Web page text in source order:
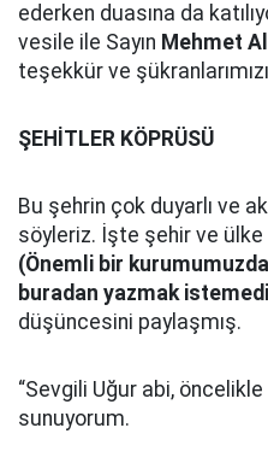
ederken duasına da
vesile ile Sayın Mehmet
teşekkür ve
ŞEHİTLER KÖPRÜSÜ
Bu şehrin çok duyarlı ve
söyleriz. İşte şehir ve ülke
(Önemli bir
buradan yazmak
düşüncesini paylaşmış.
“Sevgili Uğur abi, öncelikle
sunuyorum.